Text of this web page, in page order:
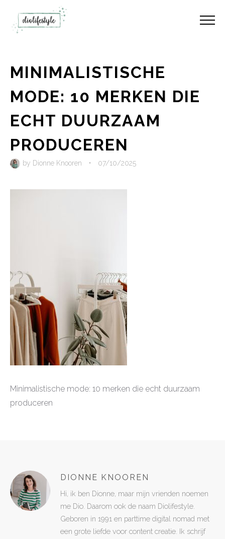
MINIMALISTISCHE
MODE: 10 MERKEN DIE
ECHT DUURZAAM
PRODUCEREN
by Dionne Knooren • 07/10/2025
Minimalistische mode: 10 merken die echt duurzaam
produceren
DIONNE KNOOREN
Hi, ik ben Dionne, maar mijn vrienden noemen
me Dio. Daarom ook de naam Diolifestyle.
Geboren in 1991 en parttime digital nomad met
een grote liefde voor content creatie. Ik schrijf